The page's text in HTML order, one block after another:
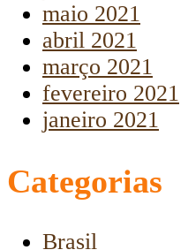
maio 2021
abril 2021
março 2021
fevereiro 2021
janeiro 2021
Categorias
Brasil